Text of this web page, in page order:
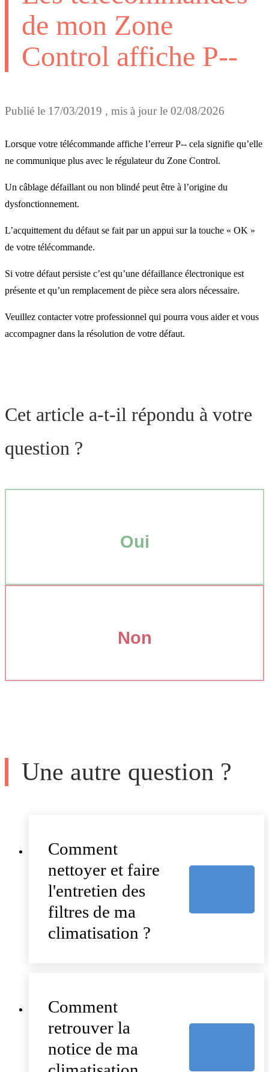
de mon Zone
Control affiche P--
Publié le 17/03/2019 , mis à jour le 02/08/2026
Lorsque votre télécommande affiche l’erreur P-- cela signifie qu’elle
ne communique plus avec le régulateur du Zone Control.
Un câblage défaillant ou non blindé peut être à l’origine du
dysfonctionnement.
L’acquittement du défaut se fait par un appui sur la touche « OK »
de votre télécommande.
Si votre défaut persiste c’est qu’une défaillance électronique est
présente et qu’un remplacement de pièce sera alors nécessaire.
Veuillez contacter votre professionnel qui pourra vous aider et vous
accompagner dans la résolution de votre défaut.
Cet article a-t-il répondu à votre
question ?
Oui
Non
Une autre question ?
Comment
nettoyer et faire
l'entretien des
filtres de ma
climatisation ?
Comment
retrouver la
notice de ma